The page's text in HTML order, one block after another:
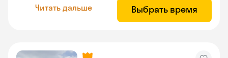
Читать дальше Выбрать время